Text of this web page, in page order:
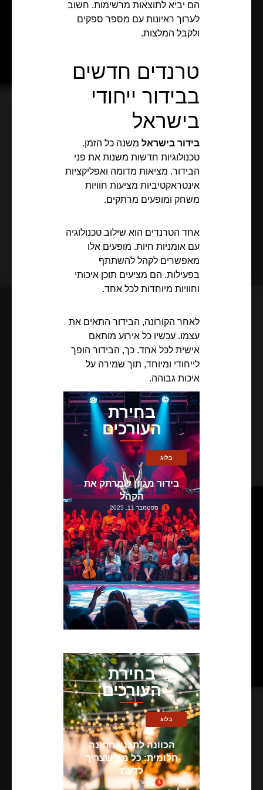
הם יביא לתוצאות מרשימות. חשוב
לערוך ראיונות עם מספר ספקים
ולקבל המלצות.
טרנדים חדשים
בבידור ייחודי
בישראל
בידור בישראל משנה כל הזמן.
טכנולוגיות חדשות משנות את פני
הבידור. מציאות מדומה ואפליקציות
אינטראקטיביות מציעות חוויות
משחק ומופעים מרתקים.
אחד הטרנדים הוא שילוב טכנולוגיה
עם אומניות חיות. מופעים אלו
מאפשרים לקהל להשתתף
בפעילות. הם מציעים תוכן איכותי
וחוויות מיוחדות לכל אחד.
לאחר הקורונה, הבידור התאים את
עצמו. עכשיו כל אירוע מותאם
אישית לכל אחד. כך, הבידור הופך
לייחודי ומיוחד, תוך שמירה על
איכות גבוהה.
בחירת
העורכים
בלוג
בידור מגוון שמרתק את
הקהל
ספטמבר 11, 2025
בחירת
העורכים
בלוג
הכוונה לתכנון חתונה
חלומית: כל מה שצריך
לדעת
ינואר 7, 2025